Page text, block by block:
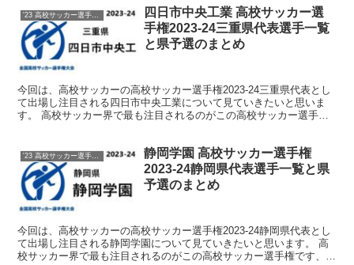
'23 高校サッカー選手権 メンバー
四日市中央工業 高校サッカー選
手権2023-24三重県代表選手一覧
と県予選のまとめ
今回は、高校サッカーの高校サッカー選手権2023-24三重県代表とし
て出場し注目される四日市中央工業について見ていきたいと思いま
す。 高校サッカー界で最も注目されるのがこの高校サッカー選手権
'23 高校サッカー選手権 メンバー
静岡学園 高校サッカー選手権
2023-24静岡県代表選手一覧と県
予選のまとめ
今回は、高校サッカーの高校サッカー選手権2023-24静岡県代表とし
て出場し注目される静岡学園について見ていきたいと思います。 高
校サッカー界で最も注目されるのがこの高校サッカー選手権です、出